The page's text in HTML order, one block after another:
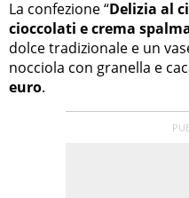
La confezione “Delizia al
cioccolati e crema
dolce tradizionale e un
nocciola con granella e
euro.